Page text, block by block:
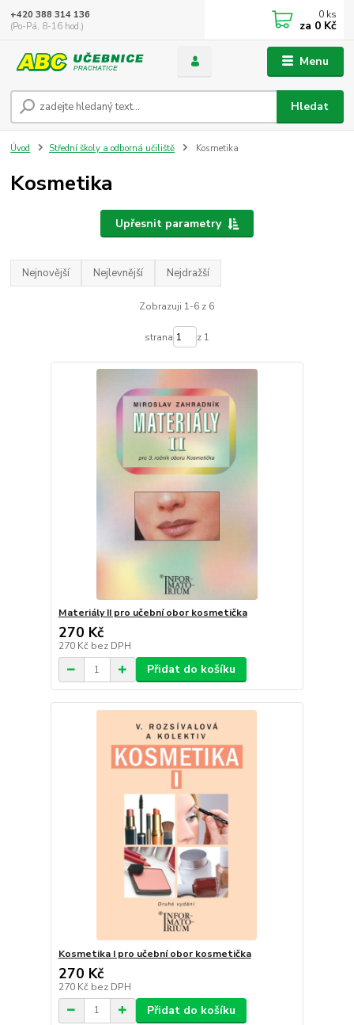
Menu
Hledat
+420 388 314 136
(Po-Pá, 8-16 hod.)
0 ks
za 0 Kč
Úvod Střední školy a odborná učiliště Kosmetika
Kosmetika
Upřesnit parametry
Nejnovější Nejlevnější Nejdražší
Zobrazuji 1-6 z 6
strana z 1
Materiály II pro učební obor kosmetička
270 Kč
270 Kč bez DPH
Přidat do košíku
Kosmetika I pro učební obor kosmetička
270 Kč
270 Kč bez DPH
Přidat do košíku